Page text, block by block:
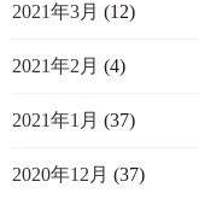
2021年3月 (12)
2021年2月 (4)
2021年1月 (37)
2020年12月 (37)